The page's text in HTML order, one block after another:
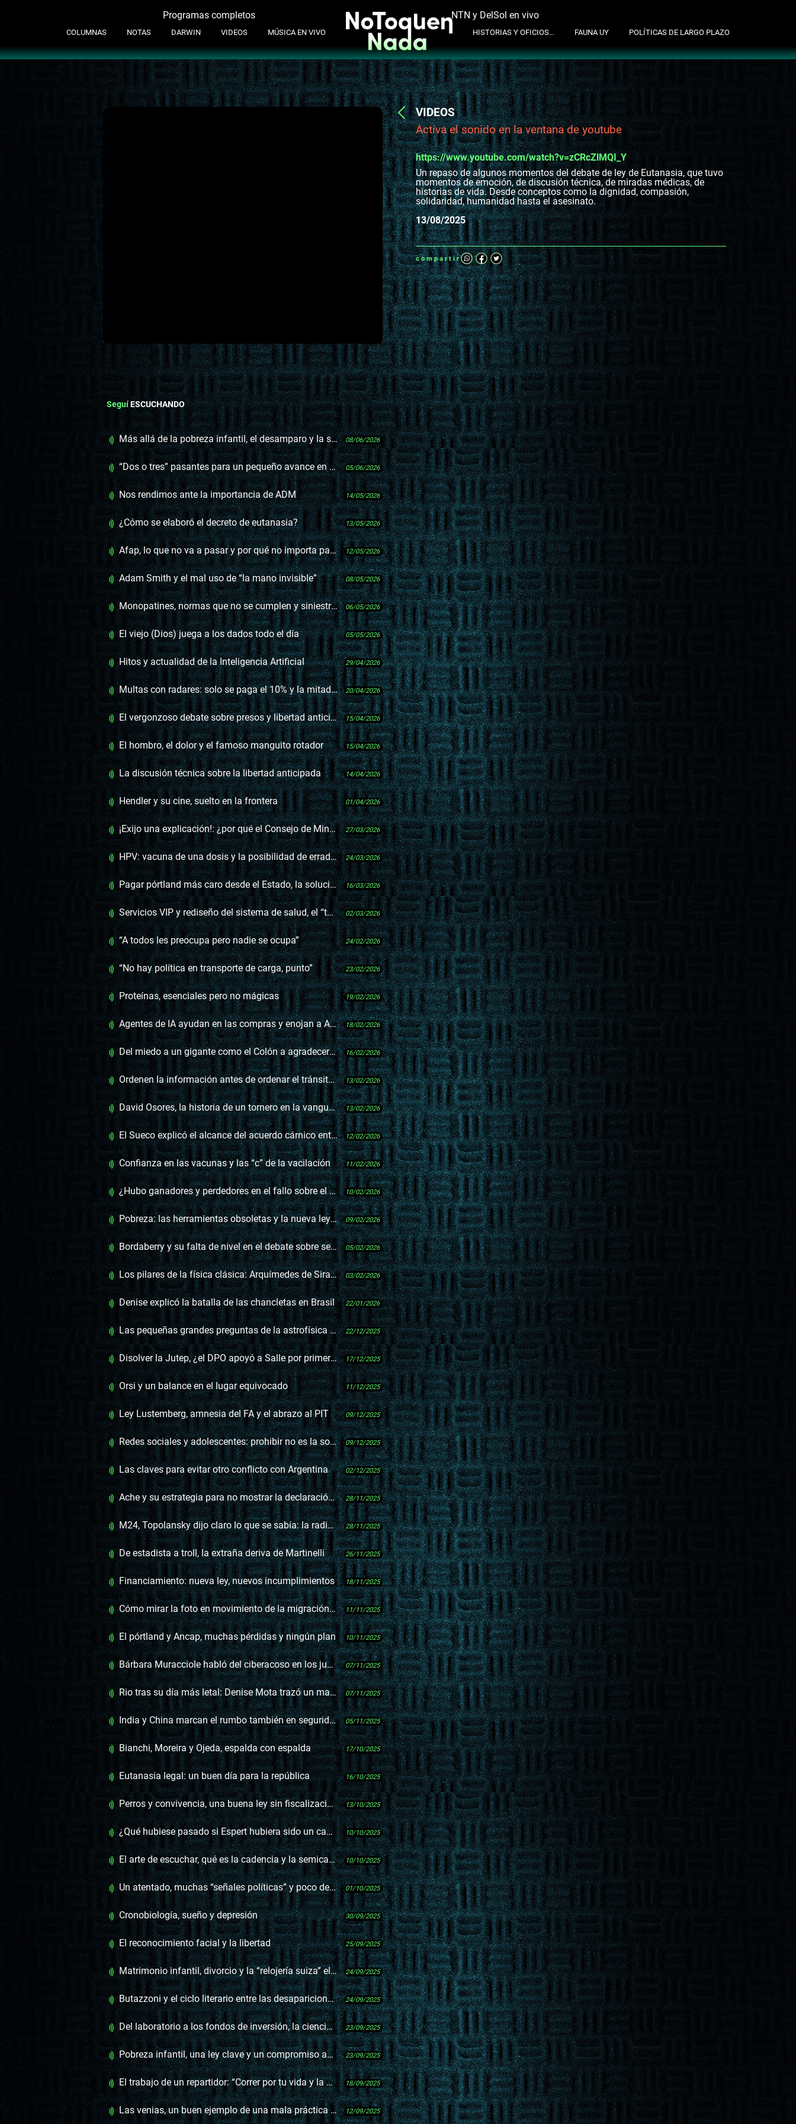
Contacto suscribite al newsletter
Programas completos NTN y DelSol en vivo
COLUMNAS NOTAS DARWIN VIDEOS MÚSICA EN VIVO HISTORIAS Y OFICIOS... FAUNA UY POLÍTICAS DE LARGO PLAZO
SeguíESCUCHANDO
Más allá de la pobreza infantil, el desamparo y la sensación de estado de alarma 08/06/2026
“Dos o tres” pasantes para un pequeño avance en el financiamiento de las campañas 05/06/2026
Nos rendimos ante la importancia de ADM 14/05/2026
¿Cómo se elaboró el decreto de eutanasia? 13/05/2026
Afap, lo que no va a pasar y por qué no importa para las jubilaciones 12/05/2026
Adam Smith y el mal uso de “la mano invisible” 08/05/2026
Monopatines, normas que no se cumplen y siniestros que aumentan 06/05/2026
El viejo (Dios) juega a los dados todo el día 05/05/2026
Hitos y actualidad de la Inteligencia Artificial 29/04/2026
Multas con radares: solo se paga el 10% y la mitad de las chapas está adulterada 20/04/2026
El vergonzoso debate sobre presos y libertad anticipada 15/04/2026
El hombro, el dolor y el famoso manguito rotador 15/04/2026
La discusión técnica sobre la libertad anticipada 14/04/2026
Hendler y su cine, suelto en la frontera 01/04/2026
¡Exijo una explicación!: ¿por qué el Consejo de Ministros en la Elías Regules? 27/03/2026
HPV: vacuna de una dosis y la posibilidad de erradicarlo 24/03/2026
Pagar pórtland más caro desde el Estado, la solución de Cardona y las intendencias 16/03/2026
Servicios VIP y rediseño del sistema de salud, el “templo de los lobbys” 02/03/2026
“A todos les preocupa pero nadie se ocupa” 24/02/2026
“No hay política en transporte de carga, punto” 23/02/2026
Proteínas, esenciales pero no mágicas 19/02/2026
Agentes de IA ayudan en las compras y enojan a Amazon 18/02/2026
Del miedo a un gigante como el Colón a agradecer “la grandeza de Buenos Aires” 16/02/2026
Ordenen la información antes de ordenar el tránsito metropolitano 13/02/2026
David Osores, la historia de un tornero en la vanguardia tecnológica 13/02/2026
El Sueco explicó el alcance del acuerdo cárnico entre Trump y Milei 12/02/2026
Confianza en las vacunas y las “c” de la vacilación 11/02/2026
¿Hubo ganadores y perdedores en el fallo sobre el Puerto de Montevideo? 10/02/2026
Pobreza: las herramientas obsoletas y la nueva ley que habilita una mejor gestión 09/02/2026
Bordaberry y su falta de nivel en el debate sobre seguridad 05/02/2026
Los pilares de la física clásica: Arquímedes de Siracusa 03/02/2026
Denise explicó la batalla de las chancletas en Brasil 22/01/2026
Las pequeñas grandes preguntas de la astrofísica y la cosmología 22/12/2025
Disolver la Jutep, ¿el DPO apoyó a Salle por primera vez? 17/12/2025
Orsi y un balance en el lugar equivocado 11/12/2025
Ley Lustemberg, amnesia del FA y el abrazo al PIT 09/12/2025
Redes sociales y adolescentes: prohibir no es la solución 09/12/2025
Las claves para evitar otro conflicto con Argentina 02/12/2025
Ache y su estrategia para no mostrar la declaración de su esposo 28/11/2025
M24, Topolansky dijo claro lo que se sabía: la radio era del MPP 28/11/2025
De estadista a troll, la extraña deriva de Martinelli 26/11/2025
Financiamiento: nueva ley, nuevos incumplimientos 18/11/2025
Cómo mirar la foto en movimiento de la migración en Uruguay 11/11/2025
El pórtland y Ancap, muchas pérdidas y ningún plan 10/11/2025
Bárbara Muracciole habló del ciberacoso en los juegos en línea, a partir de un caso 07/11/2025
Rio tras su día más letal: Denise Mota trazó un mapa de la extensión narco en Brasil 07/11/2025
India y China marcan el rumbo también en seguridad de autos 05/11/2025
Bianchi, Moreira y Ojeda, espalda con espalda 17/10/2025
Eutanasia legal: un buen día para la república 16/10/2025
Perros y convivencia, una buena ley sin fiscalización en 15 años 13/10/2025
¿Qué hubiese pasado si Espert hubiera sido un candidato en Uruguay? 10/10/2025
El arte de escuchar, qué es la cadencia y la semicadencia en la música 10/10/2025
Un atentado, muchas “señales políticas” y poco de buenas políticas 01/10/2025
Cronobiología, sueño y depresión 30/09/2025
El reconocimiento facial y la libertad 25/09/2025
Matrimonio infantil, divorcio y la “relojería suiza” el Código Civil 24/09/2025
Butazzoni y el ciclo literario entre las desapariciones y los hallazgos 24/09/2025
Del laboratorio a los fondos de inversión, la ciencia y la Antártida 23/09/2025
Pobreza infantil, una ley clave y un compromiso aún no cumplido 23/09/2025
El trabajo de un repartidor: “Correr por tu vida y la de tu familia” 18/09/2025
Las venias, un buen ejemplo de una mala práctica política 12/09/2025
VIDEOS
Activa el sonido en la ventana de youtube
https://www.youtube.com/watch?v=zCRcZlMQI_Y
Un repaso de algunos momentos del debate de ley de Eutanasia, que tuvo
momentos de emoción, de discusión técnica, de miradas médicas, de
historias de vida. Desde conceptos como la dignidad, compasión,
solidaridad, humanidad hasta el asesinato.
13/08/2025
compartir